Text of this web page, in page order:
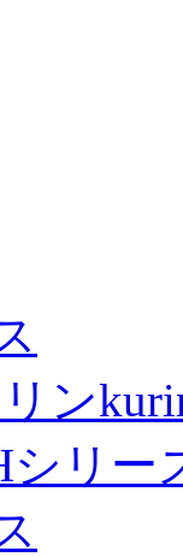
ン
シリー